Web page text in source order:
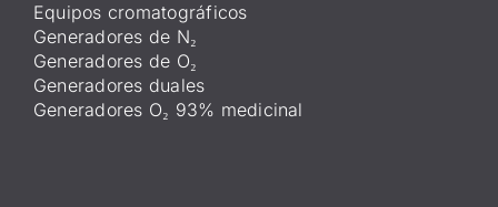
Equipos cromatográficos
Generadores de N₂
Generadores de O₂
Generadores duales
Generadores O₂ 93% medicinal